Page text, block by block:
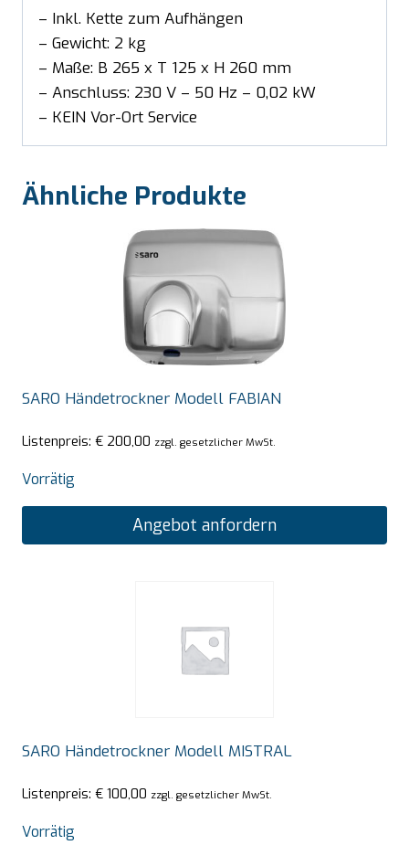
– Inkl. Kette zum Aufhängen
– Gewicht: 2 kg
– Maße: B 265 x T 125 x H 260 mm
– Anschluss: 230 V – 50 Hz – 0,02 kW
– KEIN Vor-Ort Service
Ähnliche Produkte
SARO Händetrockner Modell FABIAN
Listenpreis: € 200,00 zzgl. gesetzlicher MwSt.
Vorrätig
Angebot anfordern
SARO Händetrockner Modell MISTRAL
Listenpreis: € 100,00 zzgl. gesetzlicher MwSt.
Vorrätig